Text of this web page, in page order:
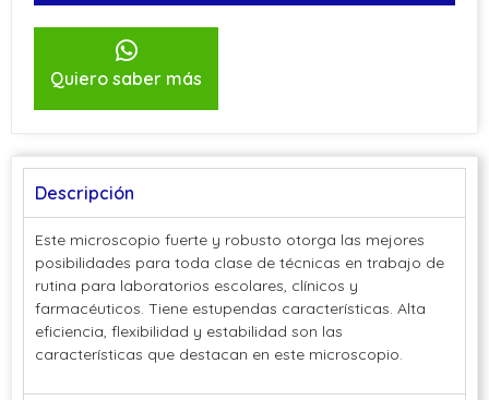
Quiero saber más
Descripción
Este microscopio fuerte y robusto otorga las mejores
posibilidades para toda clase de técnicas en trabajo de
rutina para laboratorios escolares, clínicos y
farmacéuticos. Tiene estupendas características. Alta
eficiencia, flexibilidad y estabilidad son las
características que destacan en este microscopio.